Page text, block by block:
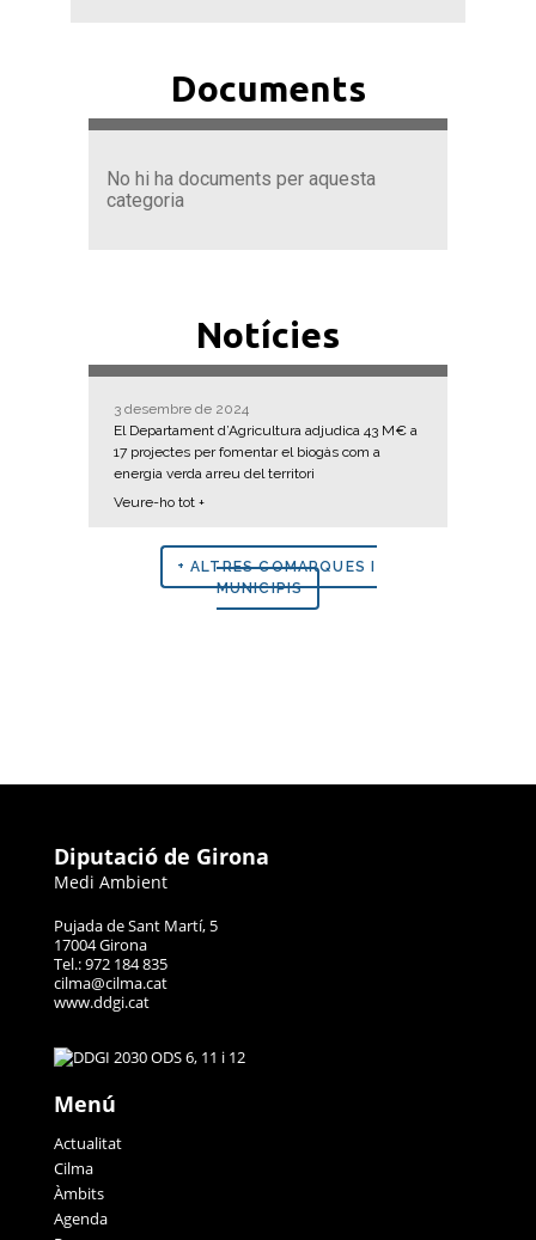
Documents
No hi ha documents per aquesta
categoria
Notícies
3 desembre de 2024
El Departament d’Agricultura adjudica 43 M€ a
17 projectes per fomentar el biogàs com a
energia verda arreu del territori
Veure-ho tot +
+ ALTRES COMARQUES I
MUNICIPIS
Diputació de Girona
Medi Ambient
Pujada de Sant Martí, 5
17004 Girona
Tel.: 972 184 835
cilma@cilma.cat
www.ddgi.cat
Menú
Actualitat
Cilma
Àmbits
Agenda